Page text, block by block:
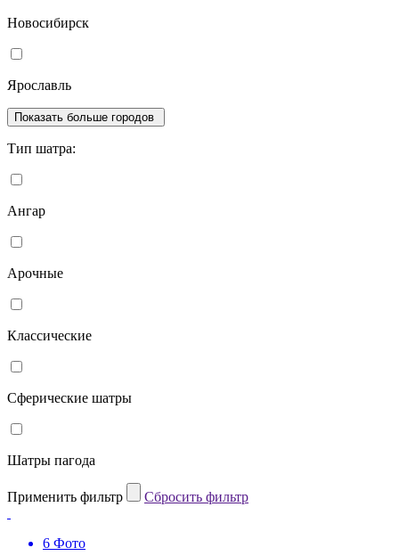
Новосибирск
Ярославль
Показать больше городов
Тип шатра:
Ангар
Арочные
Классические
Сферические шатры
Шатры пагода
Применить фильтр Cбросить фильтр
6 Фото